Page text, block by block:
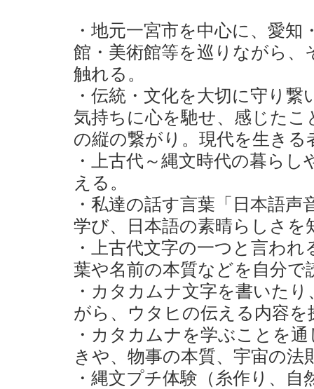
・地元一宮市を中心に、愛
館・美術館等を巡りながら
触れる。
・伝統・文化を大切に守り
気持ちに心を馳せ、感じた
の縦の繋がり。現代を生きる
・上古代～縄文時代の暮ら
える。
・私達の話す言葉「日本語
学び、日本語の素晴らしさを
・上古代文字の一つと言わ
葉や名前の本質などを自分で
・カタカムナ文字を書いた
がら、ウタヒの伝える内容を
・カタカムナを学ぶことを
きや、物事の本質、宇宙の法
・縄文プチ体験（糸作り、